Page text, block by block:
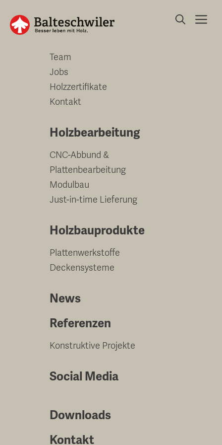
zum
Inhalt
Unternehmen
Team
Jobs
Holzzertifikate
Kontakt
Holzbearbeitung
CNC-Abbund &
Plattenbearbeitung
Modulbau
Just-in-time Lieferung
Holzbauprodukte
Plattenwerkstoffe
Deckensysteme
News
Referenzen
Konstruktive Projekte
Social Media
Downloads
Kontakt